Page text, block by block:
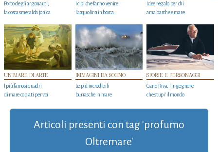
Porto degli argonauti,
la costa smeralda jonica
I cibi che fanno venire
l’acquolina in bocca
Idee regalo per chi
ama barche e mare
UN MARE DI ARTE
I più famosi quadri
di mare copiati per voi
IMMAGINI DA SOGNO
Le più incredibili
burrasche in mare
STORIE E PERSONAGGI
Carlo Riva, l’ingegnere
che stupi' il mondo
Articoli presenti con tag 'profumo
Oltremare'